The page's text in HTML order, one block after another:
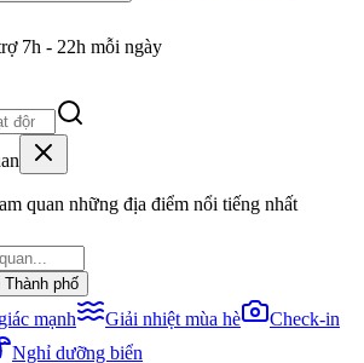
7h - 22h mỗi ngày
quan những địa điểm nổi tiếng nhất
Thành phố
mạnh Giải nhiệt mùa hè
Check-in
Nghỉ dưỡng biển